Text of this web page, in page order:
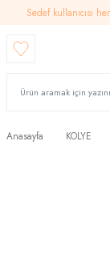
Sedef kullanıcısı
Anasayfa KOLYE